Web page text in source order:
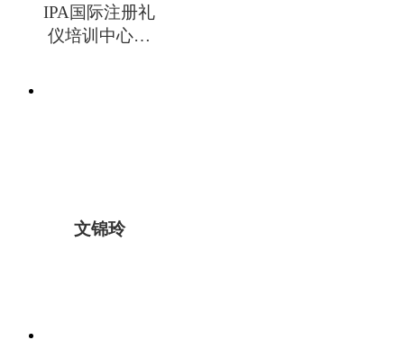
IPA国际注册礼
仪培训中心金
文锦玲